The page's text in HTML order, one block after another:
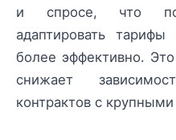
и спросе, что
адаптировать
более эффективно.
снижает
контрактов с